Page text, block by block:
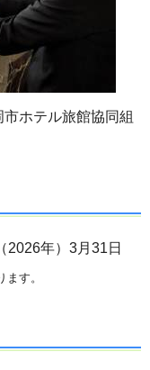
ホテル旅館協同組
2026年）3月31日
す。